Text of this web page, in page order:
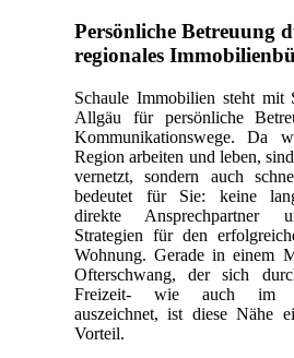
Persönliche Betreuung
regionales
Schaule Immobilien steht
Allgäu für persönliche
Kommunikationswege. Da
Region arbeiten und leben,
vernetzt, sondern auch
bedeutet für Sie: keine
direkte Ansprechpartner
Strategien für den
Wohnung. Gerade in einem
Ofterschwang, der sich
Freizeit- wie auch im
auszeichnet, ist diese Nähe
Vorteil.